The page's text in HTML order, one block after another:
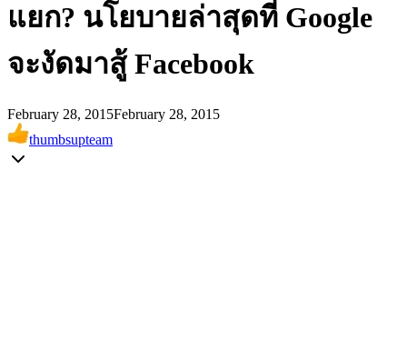
แยก? นโยบายล่าสุดที่ Google
จะงัดมาสู้ Facebook
February 28, 2015February 28, 2015
thumbsupteam